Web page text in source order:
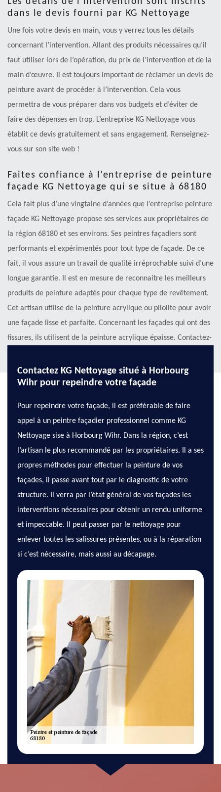
dans le devis fourni par KG Nettoyage
Une fois votre devis en main, vous y verrez tous les détails
concernant l’intervention. Allant des produits nécessaires qu’il
faut utiliser lors de l’opération, du prix de l’intervention et de la
main d’œuvre. Il est toujours important de réclamer un devis de
peinture avant de procéder à l’intervention. Cela vous
permettra de vous préparer dans vos budgets et d’éviter de
faire des dépenses en trop. L’entreprise KG Nettoyage vous
établit ce devis gratuitement et sans engagement. Renseignez-
vous sur son site web !
Faites confiance à l’entreprise de peinture
façade KG Nettoyage qui se situe à 68180
Cela fait plus d’une vingtaine d’années que l’entreprise peinture
façade KG Nettoyage propose ses services aux propriétaires de
la région 68180 et ses environs. Ses peintres façadiers sont
performants et expérimentés pour tout type de façade. De ce
fait, il vous assure un travail de qualité irréprochable suivi d’une
longue garantie. Il est en mesure de reconnaitre les meilleurs
produits de peinture adaptés pour chaque type de revêtement.
Cet artisan utilise de la peinture acrylique ou pliolite pour avoir
une façade lisse et parfaite. Concernant les façades qui ont des
fissures, ils utilisent de la peinture acrylique épaisse. Contactez-
Contactez KG Nettoyage situé à Horbourg
Wihr pour repeindre votre façade
Pour repeindre votre façade, il est préférable de faire
appel à un peintre façadier professionnel comme KG
Nettoyage sise à Horbourg Wihr. Dans la région, c’est
l’artisan le plus recommandé par les propriétaires. Il a ses
propres méthodes pour effectuer la peinture de vos
façades, il passe avant tout par le diagnostic de votre
structure. Il verra par l’état général de vos façades les
interventions nécessaires pour obtenir un rendu uniforme
et impeccable. Il peut passer par le nettoyage pour
enlever toutes les salissures présentes, ou à la réparation
si c’est nécessaire, mais aussi au décapage.